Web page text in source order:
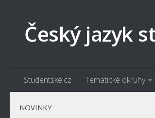
Český jazyk
Studentské.cz Tematické okruhy
NOVINKY